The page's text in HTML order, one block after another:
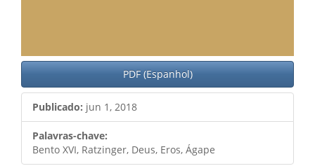
PDF (Espanhol)
Publicado: jun 1, 2018
Palavras-chave:
Bento XVI, Ratzinger, Deus, Eros, Ágape